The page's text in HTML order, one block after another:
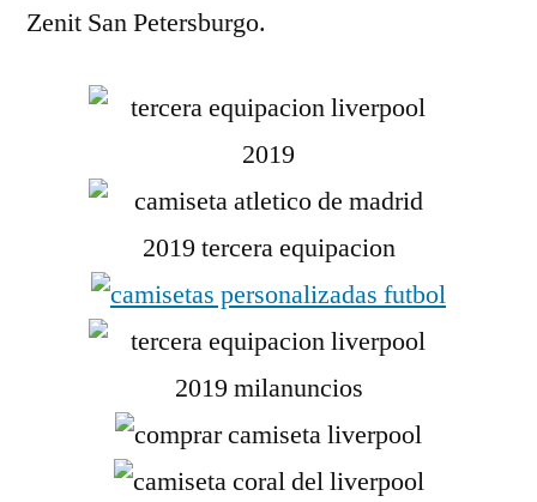
Zenit San Petersburgo.